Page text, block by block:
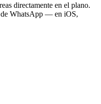
directamente en el plano.
de WhatsApp — en iOS,